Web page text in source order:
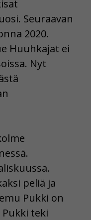
Seuraavan
2020.
Huuhkajat ei
Nyt
peliä ja
Pukki on
teki